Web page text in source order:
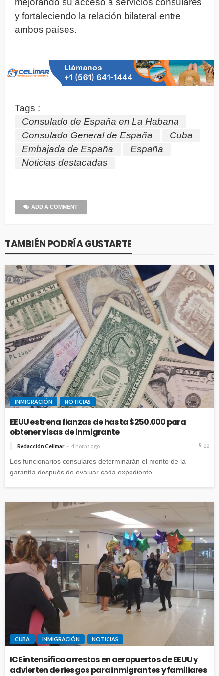
mejorando su acceso a servicios consulares
y fortaleciendo la relación bilateral entre
ambos países.
Tags :
Consulado de España en La Habana
Consulado General de España
Cuba
Embajada de España
España
Noticias destacadas
ADD A COMMENT
TAMBIÉN PODRÍA GUSTARTE
INMIGRACIÓN NOTICIAS
EEUU estrena fianzas de hasta $250.000 para
obtener visas de inmigrante
Redacción Celimar 4 horas ago 22
Los funcionarios consulares determinarán el monto de la
garantía después de evaluar cada expediente
CUBA INMIGRACIÓN NOTICIAS
ICE intensifica arrestos en aeropuertos de EEUU y
advierten de riesgos para inmigrantes y familiares